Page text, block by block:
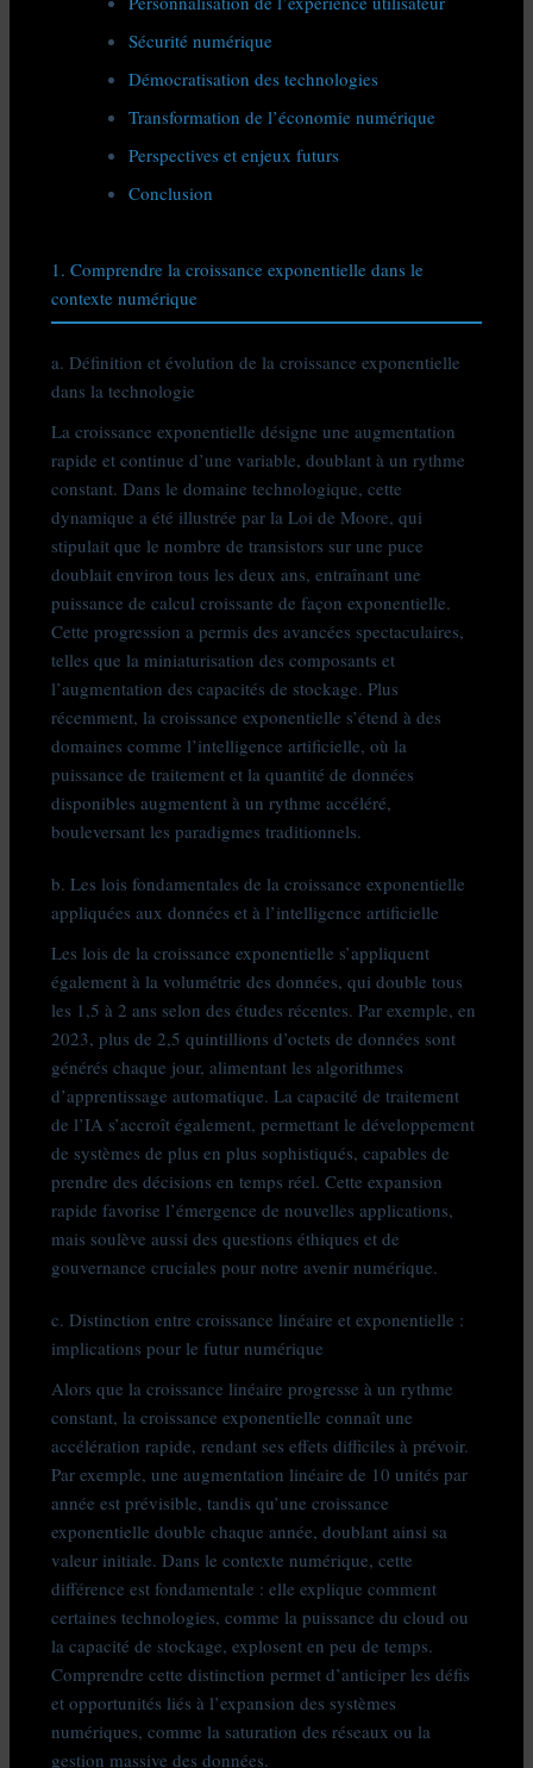
Sécurité numérique
Démocratisation des technologies
Transformation de l’économie numérique
Perspectives et enjeux futurs
Conclusion
1. Comprendre la croissance exponentielle dans le
contexte numérique
a. Définition et évolution de la croissance exponentielle
dans la technologie
La croissance exponentielle désigne une augmentation
rapide et continue d’une variable, doublant à un rythme
constant. Dans le domaine technologique, cette
dynamique a été illustrée par la Loi de Moore, qui
stipulait que le nombre de transistors sur une puce
doublait environ tous les deux ans, entraînant une
puissance de calcul croissante de façon exponentielle.
Cette progression a permis des avancées spectaculaires,
telles que la miniaturisation des composants et
l’augmentation des capacités de stockage. Plus
récemment, la croissance exponentielle s’étend à des
domaines comme l’intelligence artificielle, où la
puissance de traitement et la quantité de données
disponibles augmentent à un rythme accéléré,
bouleversant les paradigmes traditionnels.
b. Les lois fondamentales de la croissance exponentielle
appliquées aux données et à l’intelligence artificielle
Les lois de la croissance exponentielle s’appliquent
également à la volumétrie des données, qui double tous
les 1,5 à 2 ans selon des études récentes. Par exemple, en
2023, plus de 2,5 quintillions d’octets de données sont
générés chaque jour, alimentant les algorithmes
d’apprentissage automatique. La capacité de traitement
de l’IA s’accroît également, permettant le développement
de systèmes de plus en plus sophistiqués, capables de
prendre des décisions en temps réel. Cette expansion
rapide favorise l’émergence de nouvelles applications,
mais soulève aussi des questions éthiques et de
gouvernance cruciales pour notre avenir numérique.
c. Distinction entre croissance linéaire et exponentielle :
implications pour le futur numérique
Alors que la croissance linéaire progresse à un rythme
constant, la croissance exponentielle connaît une
accélération rapide, rendant ses effets difficiles à prévoir.
Par exemple, une augmentation linéaire de 10 unités par
année est prévisible, tandis qu’une croissance
exponentielle double chaque année, doublant ainsi sa
valeur initiale. Dans le contexte numérique, cette
différence est fondamentale : elle explique comment
certaines technologies, comme la puissance du cloud ou
la capacité de stockage, explosent en peu de temps.
Comprendre cette distinction permet d’anticiper les défis
et opportunités liés à l’expansion des systèmes
numériques, comme la saturation des réseaux ou la
gestion massive des données.